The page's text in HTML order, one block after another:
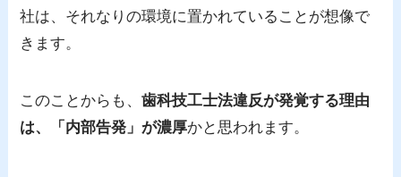
社は、それなりの環境に置かれていることが想像で
きます。
このことからも、歯科技工士法違反が発覚する理由
は、「内部告発」が濃厚かと思われます。